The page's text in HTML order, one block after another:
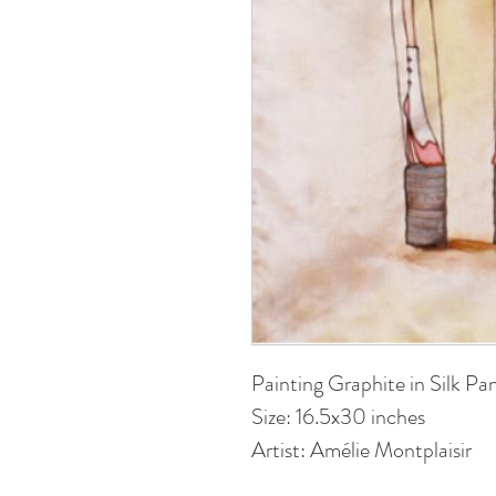
Painting Graphite in Silk
Size: 16.5x30 inches
Artist: Amélie Montplaisir